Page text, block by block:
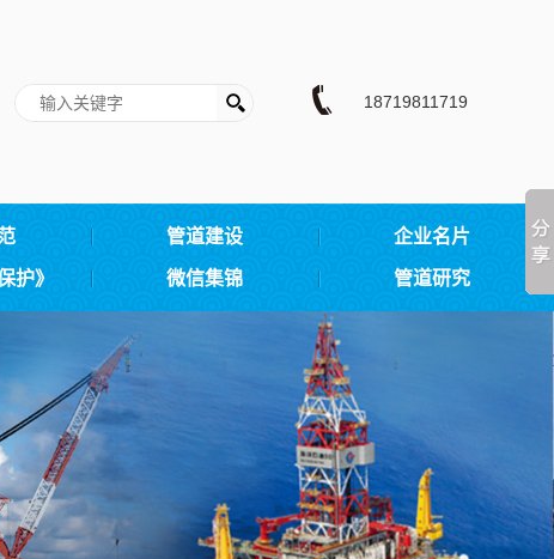
18719811719
管道建设 企业名片
护》 微信集锦 管道研究